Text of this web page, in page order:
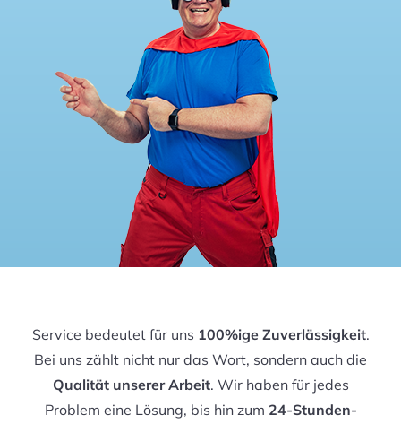
Service bedeutet für uns 100%ige Zuverlässigkeit.
Bei uns zählt nicht nur das Wort, sondern auch die
Qualität unserer Arbeit. Wir haben für jedes
Problem eine Lösung, bis hin zum 24-Stunden-